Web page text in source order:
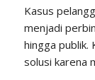
Kasus
menjadi
hingga publik.
solusi karena